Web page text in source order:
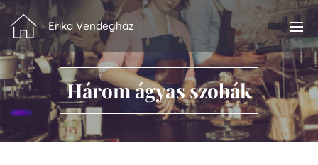
Erika Vendégház
Három ágyas szobák